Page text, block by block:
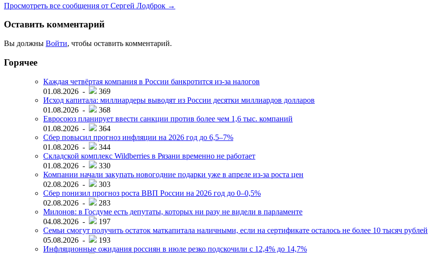
Просмотреть все сообщения от Сергей Лодброк →
Оставить комментарий
Вы должны Войти, чтобы оставить комментарий.
Горячее
Каждая четвёртая компания в России банкротится из-за налогов
01.08.2026 -
369
Исход капитала: миллиардеры выводят из России десятки миллиардов долларов
01.08.2026 -
368
Евросоюз планирует ввести санкции против более чем 1,6 тыс. компаний
01.08.2026 -
364
Сбер повысил прогноз инфляции на 2026 год до 6,5–7%
01.08.2026 -
344
Складской комплекс Wildberries в Рязани временно не работает
01.08.2026 -
330
Компании начали закупать новогодние подарки уже в апреле из-за роста цен
02.08.2026 -
303
Сбер понизил прогноз роста ВВП России на 2026 год до 0–0,5%
02.08.2026 -
283
Милонов: в Госдуме есть депутаты, которых ни разу не видели в парламенте
04.08.2026 -
197
Семьи смогут получить остаток маткапитала наличными, если на сертификате осталось не более 10 тысяч рублей
05.08.2026 -
193
Инфляционные ожидания россиян в июле резко подскочили с 12,4% до 14,7%